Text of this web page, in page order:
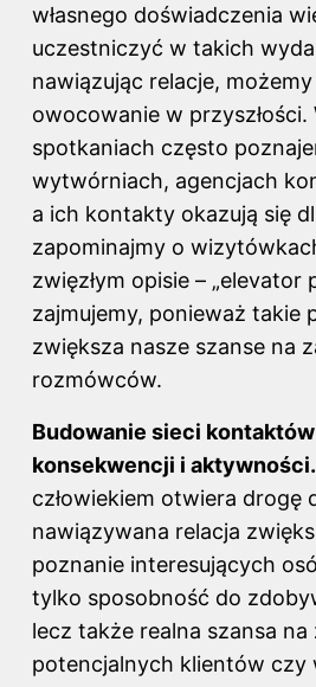
własnego doświadczenia
uczestniczyć w takich
nawiązując relacje,
owocowanie w przyszłości.
spotkaniach często
wytwórniach, agencjach
a ich kontakty okazują się
zapominajmy o
zwięzłym opisie –
zajmujemy, ponieważ takie
zwiększa nasze szanse na
rozmówców.
Budowanie sieci
konsekwencji i aktywności.
człowiekiem otwiera drogę
nawiązywana relacja
poznanie interesujących
tylko sposobność do
lecz także realna szansa na
potencjalnych klientów czy